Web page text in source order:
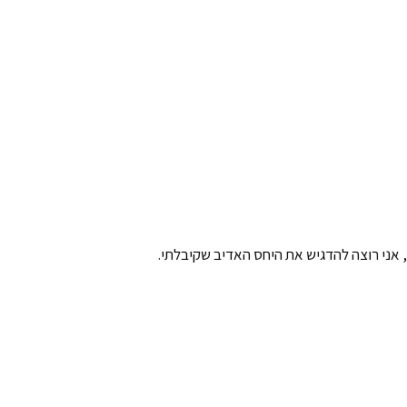
רוצה להדגיש את היחס האדיב שקיבלתי.